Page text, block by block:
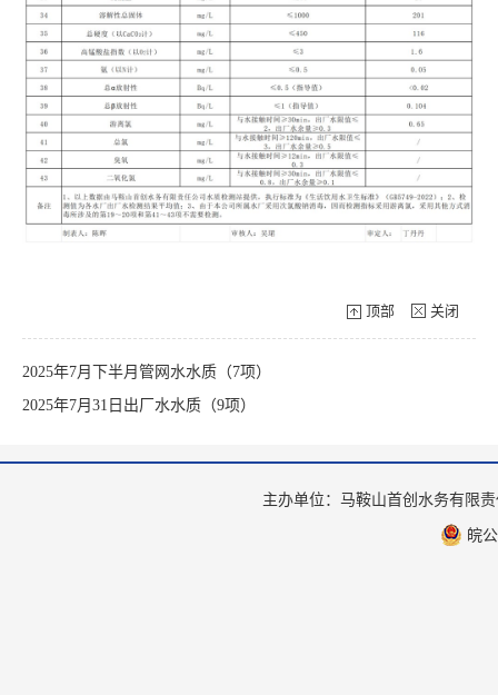
顶部 关闭
2025年7月下半月管网水水质（7项）
2025年7月31日出厂水水质（9项）
主办单位：马鞍山首创水务有限
皖